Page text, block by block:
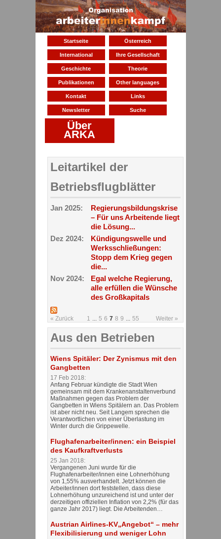
Startseite Österreich
International Ihre Gesellschaft
Geschichte Theorie
Publikationen Other languages
Kontakt Links
Newsletter Suche
Über
ARKA
Leitartikel der
Betriebsflugblätter
Jan 2025:
Regierungsbildungskrise
– Für uns Arbeitende liegt
die Lösung...
Dez 2024:
Kündigungswelle und
Werksschließungen:
Stopp dem Krieg gegen
die...
Nov 2024:
Egal welche Regierung,
alle erfüllen die Wünsche
des Großkapitals
« Zurück 1 5 6 7 8 9 55 Weiter »
Aus den Betrieben
Wiens Spitäler: Der Zynismus mit den
Gangbetten
17 Feb 2018:
Anfang Februar kündigte die Stadt Wien
gemeinsam mit dem Krankenanstaltenverbund
Maßnahmen gegen das Problem der
Gangbetten in Wiens Spitälern an. Das Problem
ist aber nicht neu. Seit Langem sprechen die
Verantwortlichen von einer Überlastung im
Winter durch die Grippewelle.
Flughafenarbeiter/innen: ein Beispiel
des Kaufkraftverlusts
25 Jan 2018:
Vergangenen Juni wurde für die
Flughafenarbeiter/innen eine Lohnerhöhung
von 1,55% ausverhandelt. Jetzt können die
Arbeiter/innen dort feststellen, dass diese
Lohnerhöhung unzureichend ist und unter der
derzeitigen offiziellen Inflation von 2,2% (für das
ganze Jahr 2017) liegt. Die Arbeitenden…
Austrian Airlines-KV„Angebot“ – mehr
Flexibilisierung und weniger Lohn